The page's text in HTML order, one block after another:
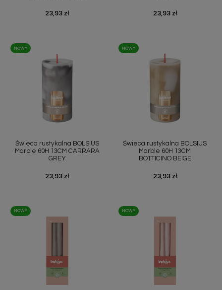
Cena
23,93 zł Cena
23,93 zł
Świeca rustykalna BOLSIUS
Marble 60H 13CM CARRARA
GREY
Cena
23,93 zł
NOWY
Świeca rustykalna BOLSIUS
Marble 60H 13CM
BOTTICINO BEIGE
Cena
23,93 zł
NOWY
NOWY NOWY